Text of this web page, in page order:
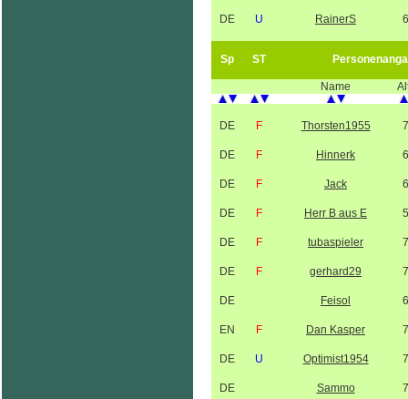
DE U RainerS
Sp ST
Name
DE F Thorsten1955
DE F Hinnerk
DE F Jack
DE F Herr B aus E
DE F tubaspieler
DE F gerhard29
DE Feisol
EN F Dan Kasper
DE U Optimist1954
DE Sammo